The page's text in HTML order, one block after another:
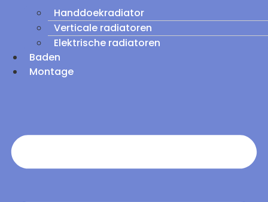
Handdoekradiator
Verticale radiatoren
Elektrische radiatoren
Baden
Montage